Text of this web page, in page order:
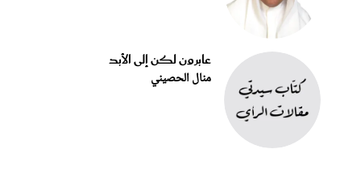
عابرون لكن إلى الأبد
منال الحصيني